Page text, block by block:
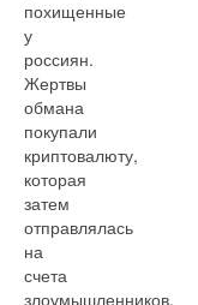
похищенные
у
россиян.
Жертвы
обмана
покупали
криптовалюту,
которая
затем
отправлялась
на
счета
злоумышленников.